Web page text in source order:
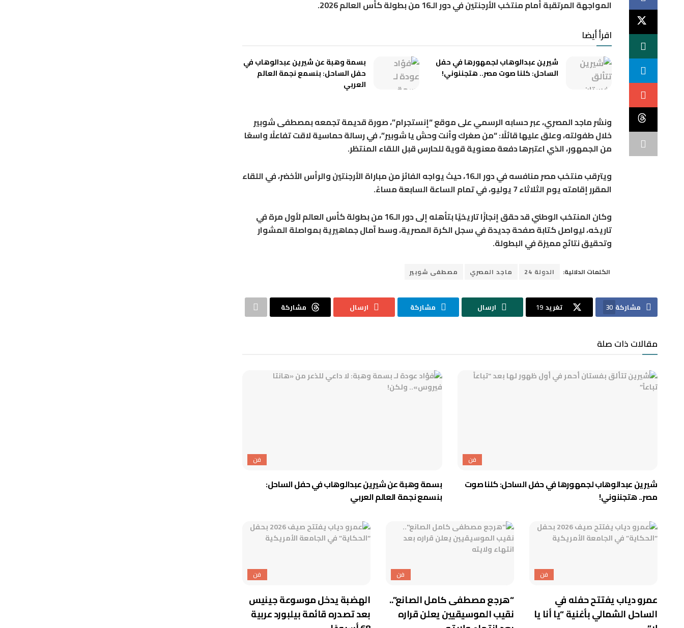
المواجهة المرتقبة أمام منتخب الأرجنتين في دور الـ16 من بطولة كأس العالم 2026.
اقرأ أيضا
شيرين عبدالوهاب لجمهورها في حفل
الساحل: كلنا صوت مصر.. هتجننوني!
بسمة وهبة عن شيرين عبدالوهاب في
حفل الساحل: بنسمع نجمة العالم
العربي
ونشر ماجد المصري، عبر حسابه الرسمي على موقع “إنستجرام”، صورة قديمة تجمعه بمصطفى شوبير
خلال طفولته، وعلق عليها قائلًا: “من صغرك وأنت وحش يا شوبير”، في رسالة حماسية لاقت تفاعلًا واسعًا
من الجمهور، الذي اعتبرها دفعة معنوية قوية للحارس قبل اللقاء المنتظر.
ويترقب منتخب مصر منافسه في دور الـ16، حيث يواجه الفائز من مباراة الأرجنتين والرأس الأخضر، في اللقاء
المقرر إقامته يوم الثلاثاء 7 يوليو، في تمام الساعة السابعة مساءً.
وكان المنتخب الوطني قد حقق إنجازًا تاريخيًا بتأهله إلى دور الـ16 من بطولة كأس العالم لأول مرة في
تاريخه، ليواصل كتابة صفحة جديدة في سجل الكرة المصرية، وسط آمال جماهيرية بمواصلة المشوار
وتحقيق نتائج مميزة في البطولة.
الكلمات الدلالية: الدولة 24 ماجد المصري مصطفى شوبير
مشاركة 30 تغريد 19 ارسال مشاركة ارسال مشاركة
مقالات ذات صلة
فن
شيرين عبدالوهاب لجمهورها في حفل الساحل: كلنا صوت
مصر.. هتجننوني!
فن
بسمة وهبة عن شيرين عبدالوهاب في حفل الساحل:
بنسمع نجمة العالم العربي
فن
عمرو دياب يفتتح حفله في
الساحل الشمالي بأغنية “يا أنا يا
فن
“هرجع مصطفى كامل الصانع”..
نقيب الموسيقيين يعلن قراره
فن
الهضبة يدخل موسوعة جينيس
بعد تصدره قائمة بيلبورد عربية